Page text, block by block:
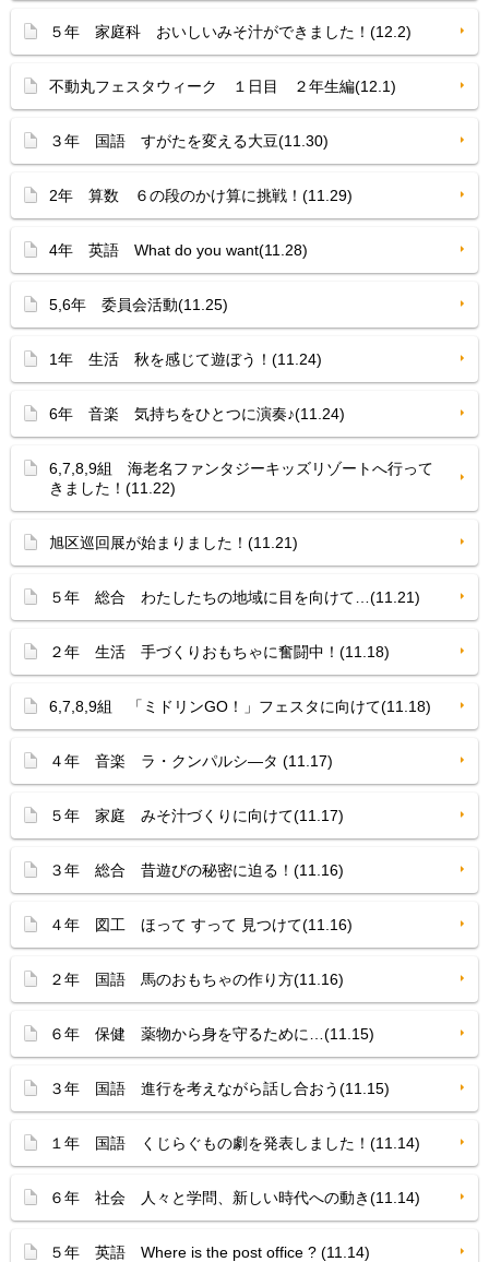
５年 家庭科 おいしいみそ汁ができました！(12.2)
不動丸フェスタウィーク １日目 ２年生編(12.1)
３年 国語 すがたを変える大豆(11.30)
2年 算数 ６の段のかけ算に挑戦！(11.29)
4年 英語 What do you want(11.28)
5,6年 委員会活動(11.25)
1年 生活 秋を感じて遊ぼう！(11.24)
6年 音楽 気持ちをひとつに演奏♪(11.24)
6,7,8,9組 海老名ファンタジーキッズリゾートへ行って
きました！(11.22)
旭区巡回展が始まりました！(11.21)
５年 総合 わたしたちの地域に目を向けて…(11.21)
２年 生活 手づくりおもちゃに奮闘中！(11.18)
6,7,8,9組 「ミドリンGO！」フェスタに向けて(11.18)
４年 音楽 ラ・クンパルシ—タ (11.17)
５年 家庭 みそ汁づくりに向けて(11.17)
３年 総合 昔遊びの秘密に迫る！(11.16)
４年 図工 ほって すって 見つけて(11.16)
２年 国語 馬のおもちゃの作り方(11.16)
６年 保健 薬物から身を守るために…(11.15)
３年 国語 進行を考えながら話し合おう(11.15)
１年 国語 くじらぐもの劇を発表しました！(11.14)
６年 社会 人々と学問、新しい時代への動き(11.14)
５年 英語 Where is the post office ? (11.14)